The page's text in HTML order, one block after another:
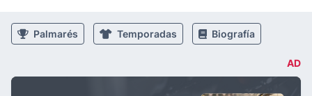
Palmarés Temporadas Biografía
AD